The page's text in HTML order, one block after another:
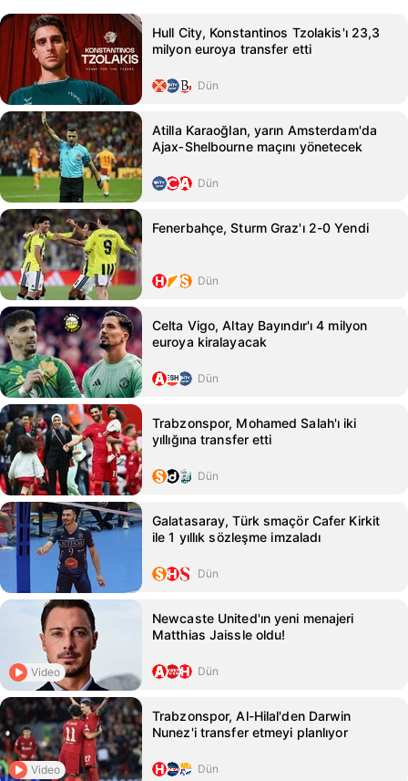
Hull City, Konstantinos Tzolakis'ı 23,3
milyon euroya transfer etti
Dün
Atilla Karaoğlan, yarın Amsterdam'da
Ajax‑Shelbourne maçını yönetecek
Dün
Fenerbahçe, Sturm Graz'ı 2-0 Yendi
Dün
Celta Vigo, Altay Bayındır'ı 4 milyon
euroya kiralayacak
Dün
Trabzonspor, Mohamed Salah'ı iki
yıllığına transfer etti
Dün
Galatasaray, Türk smaçör Cafer Kirkit
ile 1 yıllık sözleşme imzaladı
Dün
Video
Newcaste United'ın yeni menajeri
Matthias Jaissle oldu!
Dün
Video
Trabzonspor, Al-Hilal'den Darwin
Nunez'i transfer etmeyi planlıyor
Dün